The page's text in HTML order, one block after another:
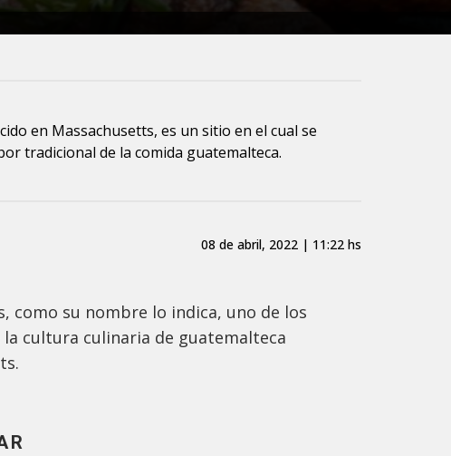
en Massachusetts, es un sitio en el cual se
tradicional de la comida guatemalteca.
08 de abril, 2022 | 11:22 hs
como su nombre lo indica, uno de los
cultura culinaria de guatemalteca